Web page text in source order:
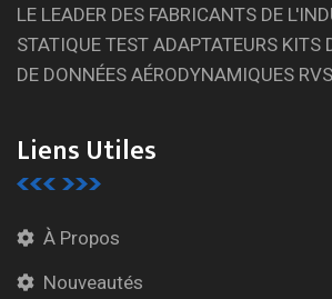
LE LEADER DES FABRICANTS DE
STATIQUE TEST ADAPTATEURS KITS
DE DONNÉES AÉRODYNAMIQUES
Liens Utiles
À Propos
Nouveautés